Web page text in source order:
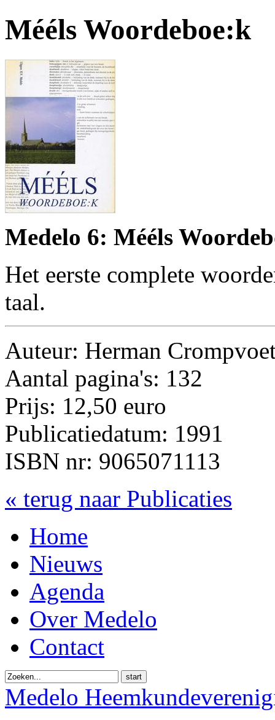
Mééls Woordeboe:k
Medelo 6: Mééls
Het eerste complete
taal.
Auteur: Herman
Aantal pagina's: 132
Prijs: 12,50 euro
Publicatiedatum: 1991
ISBN nr: 9065071113
« terug naar Publicaties
Home
Nieuws
Agenda
Over Medelo
Contact
start
Medelo